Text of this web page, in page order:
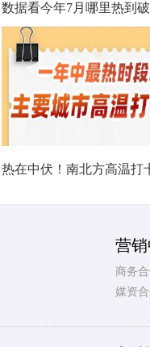
营
商务
媒资